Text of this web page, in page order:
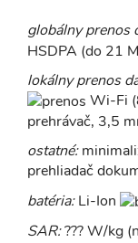
globálny prenos
HSDPA (do 21
lokálny prenos
Wi-Fi
prehrávač, 3,5
ostatné:
prehliadač
batéria:Li-Ion
SAR:??? W/kg